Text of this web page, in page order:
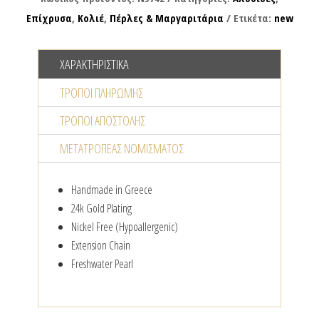
ποσότητα
Επίχρυσα, Κολιέ, Πέρλες & Μαργαριτάρια Ετικέτα: new
ΧΑΡΑΚΤΗΡΙΣΤΙΚΆ
ΤΡΌΠΟΙ ΠΛΗΡΩΜΉΣ
ΤΡΌΠΟΙ ΑΠΟΣΤΟΛΉΣ
ΜΕΤΑΤΡΟΠΈΑΣ NΟΜΊΣΜΑΤΟΣ
Handmade in Greece
24k Gold Plating
Nickel Free (Hypoallergenic)
Extension Chain
Freshwater Pearl